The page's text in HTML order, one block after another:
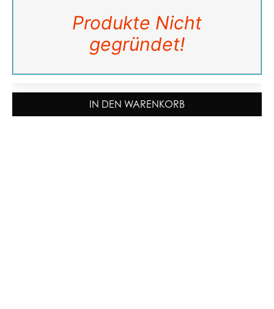
Produkte Nicht
gegründet!
IN DEN WARENKORB